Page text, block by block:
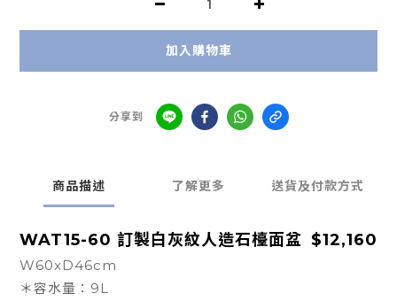
加入購物車
分享到
商品描述 了解更多 送貨及付款方式
WAT15-60 訂製白灰紋人造石檯面盆 $12,160
W60xD46cm
＊容水量：9L